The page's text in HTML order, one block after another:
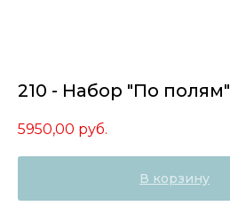
210 - Набор "По полям"
5950,00 руб.
В корзину